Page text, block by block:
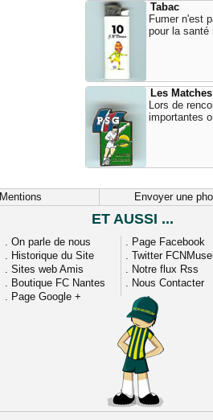
Tabac
Fumer n'est
pour la santé
Les Matches
Lors de
importantes
Mentions Envoyer une
ET AUSSI ...
. On parle de nous
. Historique du Site
. Sites web Amis
. Boutique FC Nantes
. Page Google +
. Page Facebook
. Twitter
. Notre flux Rss
. Nous Contacter